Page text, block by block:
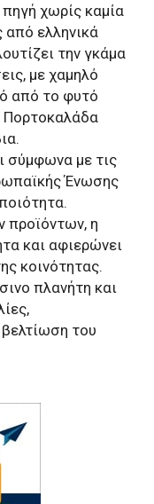
χωρίς καμία
από ελληνικά
την γκάμα
με χαμηλό
από το φυτό
Πορτοκαλάδα
σύμφωνα με τις
Ένωσης
προϊόντων, η
και αφιερώνει
κοινότητας.
πλανήτη και
του